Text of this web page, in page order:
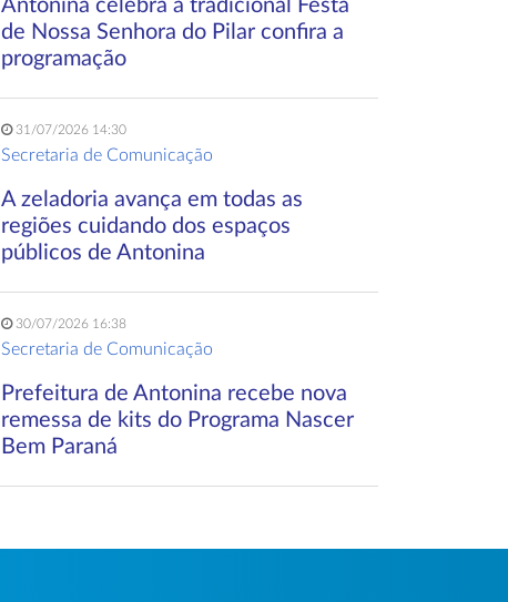
Antonina celebra a tradicional Festa
de Nossa Senhora do Pilar confira a
programação
31/07/2026 14:30
Secretaria de Comunicação
A zeladoria avança em todas as
regiões cuidando dos espaços
públicos de Antonina
30/07/2026 16:38
Secretaria de Comunicação
Prefeitura de Antonina recebe nova
remessa de kits do Programa Nascer
Bem Paraná